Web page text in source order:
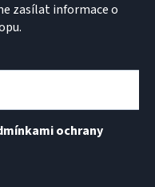
zasílat informace o
ochrany